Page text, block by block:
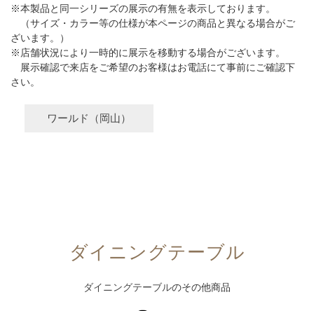
※本製品と同一シリーズの展示の有無を表示しております。
（サイズ・カラー等の仕様が本ページの商品と異なる場合がご
ざいます。）
※店舗状況により一時的に展示を移動する場合がございます。
展示確認で来店をご希望のお客様はお電話にて事前にご確認下
さい。
ワールド（岡山）
ダイニングテーブル
ダイニングテーブルのその他商品